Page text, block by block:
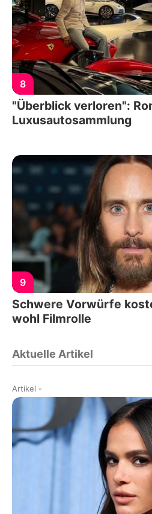
8
"Überblick verloren":
Luxusautosammlung
9
Schwere Vorwürfe
wohl Filmrolle
Aktuelle Artikel
Artikel -